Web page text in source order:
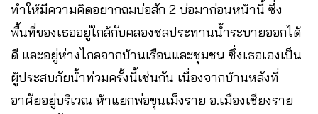
ทำให้มีความคิดอยากถมบ่อสัก 2 บ่อมาก่อนหน้านี้ ซึ่ง
พื้นที่ของเธออยู่ใกล้กับคลองชลประทานน้ำระบายออกได้
ดี และอยู่ห่างไกลจากบ้านเรือนและชุมชน ซึ่งเธอเองเป็น
ผู้ประสบภัยน้ำท่วมครั้งนี้เช่นกัน เนื่องจากบ้านหลังที่
อาศัยอยู่บริเวณ ห้าแยกพ่อขุนเม็งราย อ.เมืองเชียงราย